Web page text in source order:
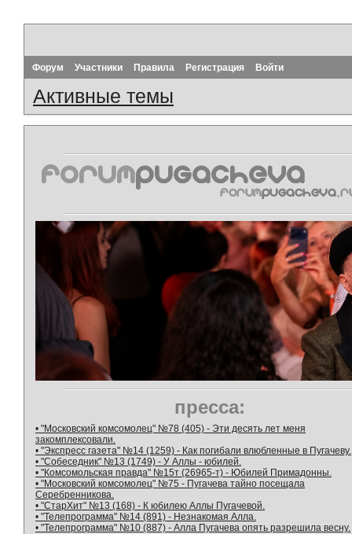
Форум Участники Правила Регистрация Войти
Активные темы
пресса:
• "Московский комсомолец" №78 (405) - Эти десять лет меня
закомплексовали.
• "Экспресс газета" №14 (1259) - Как погибали влюбленные в Пугачеву.
• "Собеседник" №13 (1749) - У Аллы - юбилей.
• "Комсомольская правда" №15т (26965-т) - Юбилей Примадонны.
• "Московский комсомолец" №75 - Пугачева тайно посещала
Серебренникова.
• "СтарХит" №13 (168) - К юбилею Аллы Пугачевой.
• "Телепрограмма" №14 (891) - Незнакомая Алла.
• "Телепрограмма" №10 (887) - Алла Пугачева опять разрешила весну.